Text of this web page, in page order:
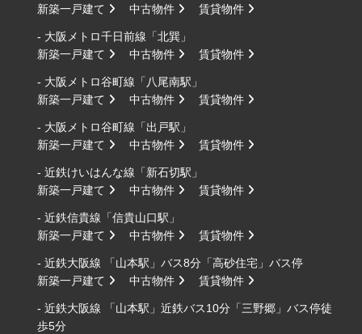
新築一戸建て
中古物件 賃貸物件
- 大阪メトロ千日前線「北巽」
新築一戸建て
中古物件 賃貸物件
- 大阪メトロ谷町線「八尾南駅」
新築一戸建て
中古物件 賃貸物件
- 大阪メトロ谷町線「出戸駅」
新築一戸建て
中古物件 賃貸物件
- 近鉄けいはんな線「新石切駅」
新築一戸建て
中古物件 賃貸物件
- 近鉄信貴線「信貴山口駅」
新築一戸建て
中古物件 賃貸物件
- 近鉄大阪線 「山本駅」バス8分「高砂住宅」バス停
新築一戸建て
中古物件 賃貸物件
- 近鉄大阪線 「山本駅」近鉄バス10分「三野郷」バス停徒
歩5分